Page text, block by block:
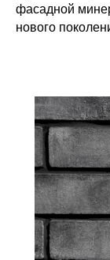
фасадной
нового